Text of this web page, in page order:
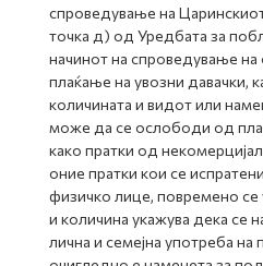
спроведување на
точка д) од Уредбата за
начинот на спроведување
плаќање на увозни давачки,
количината и видот или
може да се ослободи од
како пратки од
оние пратки кои се
физичко лице, повремено се
и количина укажува дека се
лична и семејна употреба на